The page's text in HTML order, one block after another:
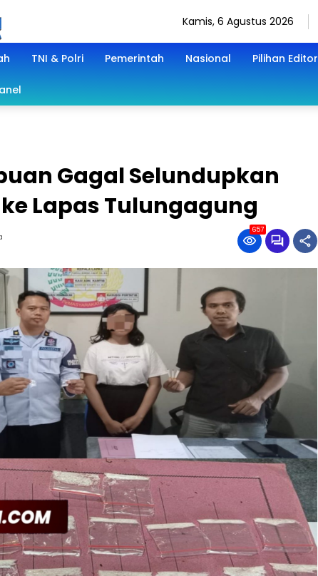
Kamis, 6 Agustus 2026
TNI & Polri Pemerintah Nasional Pilihan Editor
Gagal Selundupkan
ke Lapas Tulungagung
657